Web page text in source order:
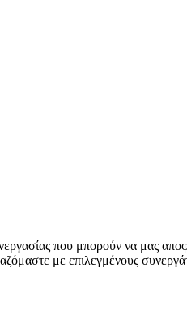
που μπορούν να μας
με επιλεγμένους